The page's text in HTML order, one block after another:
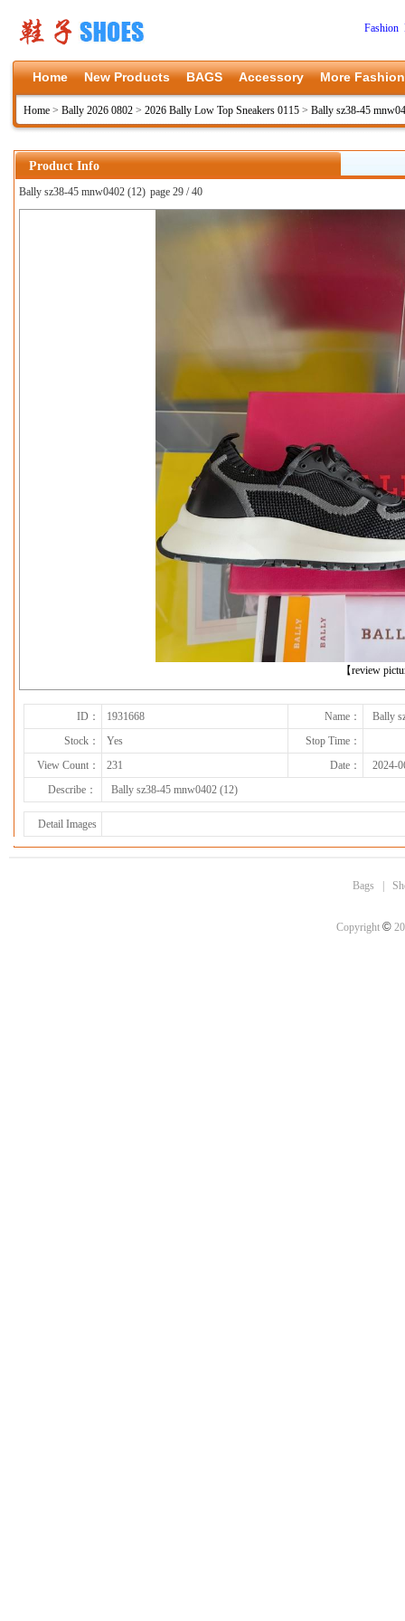
Fashion
Home New Products BAGS Accessory More Fashion
Home > Bally 2026 0802 > 2026 Bally Low Top Sneakers 0115 > Bally sz38-45
Product Info
Bally sz38-45 mnw0402 (12) page 29 / 40
【review
下一张
ID： 1931668 Name：
Bally
Stock：
Yes
Stop Time：
View Count：
231 Date：
2024-
Describe：
Bally sz38-45 mnw0402 (12)
Detail Images
Bags
Copyright ©